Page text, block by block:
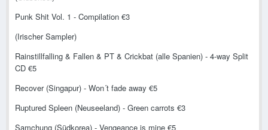
Punk Shit Vol. 1 - Compilation €3
(Irischer Sampler)
Rainstillfalling & Fallen & PT & Crickbat (alle Spanien) - 4-way Split
CD €5
Recover (Singapur) - Won´t fade away €5
Ruptured Spleen (Neuseeland) - Green carrots €3
Samchung (Südkorea) - Vengeance is mine €5